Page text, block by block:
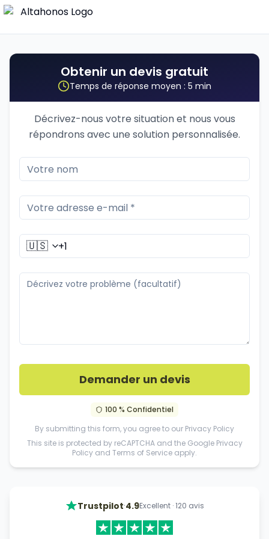
Obtenir un devis gratuit
Temps de réponse moyen : 5 min
Décrivez-nous votre situation et nous vous
répondrons avec une solution personnalisée.
🇺🇸
Demander un devis
100 % Confidentiel
By submitting this form, you agree to our Privacy Policy
This site is protected by reCAPTCHA and the Google Privacy
Policy and Terms of Service apply.
Trustpilot·4.9Excellent·120 avis